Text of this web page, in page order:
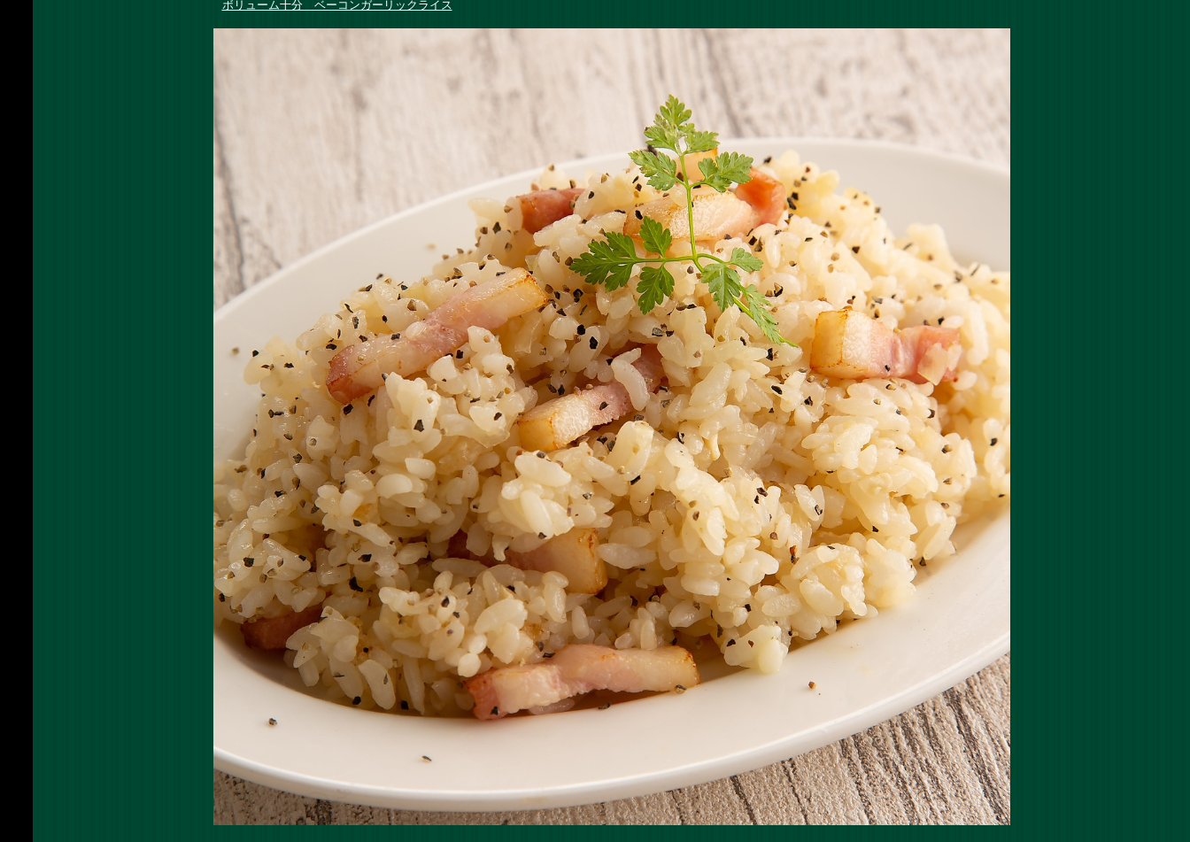
ボリューム十分 ベーコンガーリックライス